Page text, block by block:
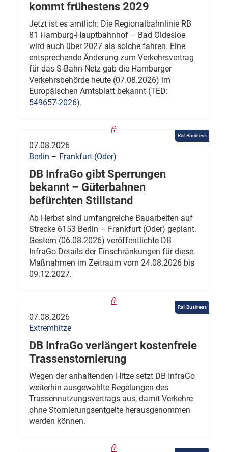
kommt frühestens 2029
Jetzt ist es amtlich: Die Regionalbahnlinie RB
81 Hamburg-Hauptbahnhof – Bad Oldesloe
wird auch über 2027 als solche fahren. Eine
entsprechende Änderung zum Verkehrsvertrag
für das S-Bahn-Netz gab die Hamburger
Verkehrsbehörde heute (07.08.2026) im
Europäischen Amtsblatt bekannt (TED:
549657-2026).
Rail Business
07.08.2026
Berlin – Frankfurt (Oder)
DB InfraGo gibt Sperrungen
bekannt – Güterbahnen
befürchten Stillstand
Ab Herbst sind umfangreiche Bauarbeiten auf
Strecke 6153 Berlin – Frankfurt (Oder) geplant.
Gestern (06.08.2026) veröffentlichte DB
InfraGo Details der Einschränkungen für diese
Maßnahmen im Zeitraum vom 24.08.2026 bis
09.12.2027.
Rail Business
07.08.2026
Extremhitze
DB InfraGo verlängert kostenfreie
Trassenstornierung
Wegen der anhaltenden Hitze setzt DB InfraGo
weiterhin ausgewählte Regelungen des
Trassennutzungsvertrags aus, damit Verkehre
ohne Stornierungsentgelte herausgenommen
werden können.